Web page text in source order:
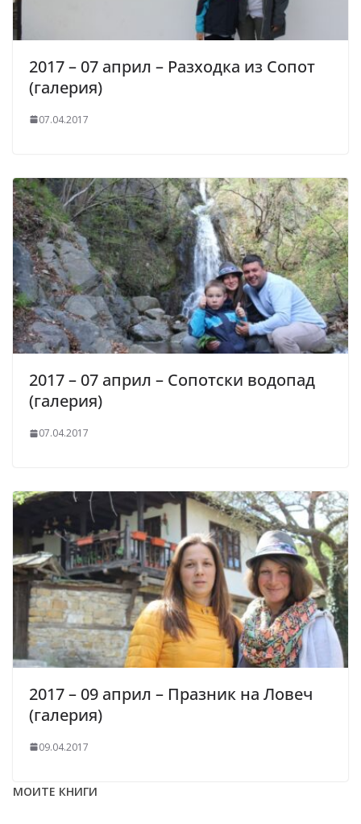
2017 – 07 април – Разходка из Сопот
(галерия)
07.04.2017
2017 – 07 април – Сопотски водопад
(галерия)
07.04.2017
2017 – 09 април – Празник на Ловеч
(галерия)
09.04.2017
МОИТЕ КНИГИ